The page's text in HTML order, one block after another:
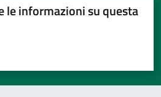
le informazioni su questa
su 5
su 5
5